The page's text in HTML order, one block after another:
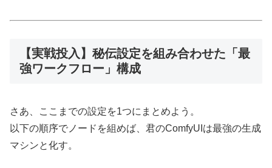
【実戦投入】秘伝設定を組み合わせた「最
強ワークフロー」構成
さあ、ここまでの設定を1つにまとめよう。
以下の順序でノードを組めば、君のComfyUIは最強の生成
マシンと化す。